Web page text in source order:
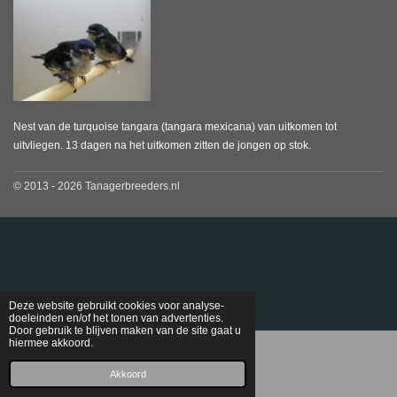
Deze website gebruikt cookies voor analyse-
doeleinden en/of het tonen van advertenties.
Door gebruik te blijven maken van de site gaat u
hiermee akkoord.
Akkoord
Nest van de turquoise tangara (tangara mexicana) van uitkomen tot
uitvliegen. 13 dagen na het uitkomen zitten de jongen op stok.
© 2013 - 2026 Tanagerbreeders.nl